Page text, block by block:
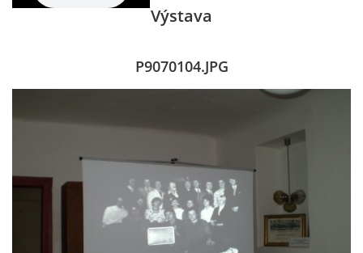
HRY OD ROKU 1973
VIDEOZÁZNAMY Z HER
Výstava
P9070104.JPG